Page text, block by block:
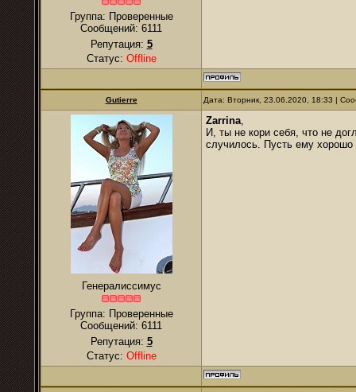
Группа: Проверенные
Сообщений: 6111
Репутация: 5
Статус: Offline
Gutierre Дата: Вторник, 23.06.2020, 18:33 |
Генералиссимус
Группа: Проверенные
Сообщений: 6111
Репутация: 5
Статус: Offline
Zarrina,
И, ты не кори себя, что не
случилось. Пусть ему хорошо